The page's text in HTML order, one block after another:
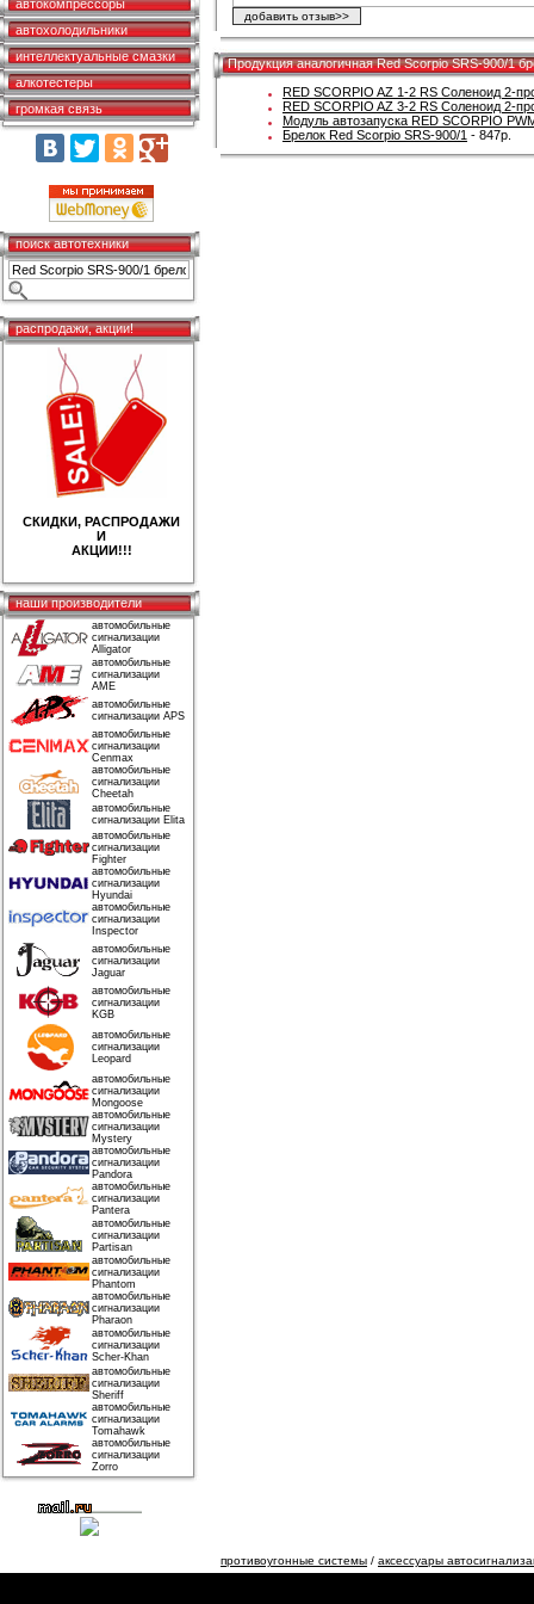
автокомпрессоры
автохолодильники
интеллектуальные смазки
алкотестеры
громкая связь
поиск автотехники
распродажи, акции!
СКИДКИ, РАСПРОДАЖИ
И
АКЦИИ!!!
наши производители
автомобильные
сигнализации
Alligator
автомобильные
сигнализации
AME
автомобильные
сигнализации APS
автомобильные
сигнализации
Cenmax
автомобильные
сигнализации
Cheetah
автомобильные
сигнализации Elita
автомобильные
сигнализации
Fighter
автомобильные
сигнализации
Hyundai
автомобильные
сигнализации
Inspector
автомобильные
сигнализации
Jaguar
автомобильные
сигнализации
KGB
автомобильные
сигнализации
Leopard
автомобильные
сигнализации
Mongoose
автомобильные
сигнализации
Mystery
автомобильные
сигнализации
Pandora
автомобильные
сигнализации
Pantera
автомобильные
сигнализации
Partisan
автомобильные
сигнализации
Phantom
автомобильные
сигнализации
Pharaon
автомобильные
сигнализации
Scher-Khan
автомобильные
сигнализации
Sheriff
автомобильные
сигнализации
Tomahawk
автомобильные
сигнализации
Zorro
Продукция аналогичная Red Scorpio SRS-900/1
RED SCORPIO AZ 1-2 RS Соленоид 2-
RED SCORPIO AZ 3-2 RS Соленоид 2-
Модуль автозапуска RED SCORPIO
Брелок Red Scorpio SRS-900/1 - 847р.
противоугонные системы / аксессуары